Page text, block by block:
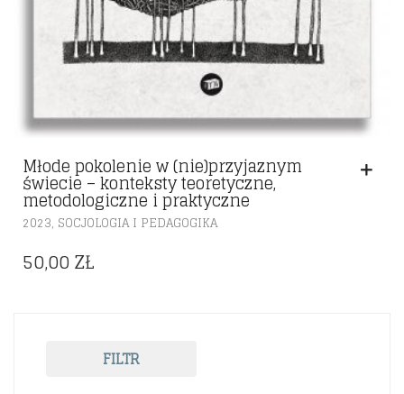
Młode pokolenie w (nie)przyjaznym
świecie – konteksty teoretyczne,
metodologiczne i praktyczne
2023, SOCJOLOGIA I PEDAGOGIKA
50,00ZŁ
FILTR